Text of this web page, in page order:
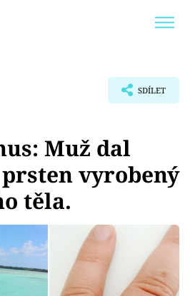
SDÍLET
Muž dal
vyrobený
těla.